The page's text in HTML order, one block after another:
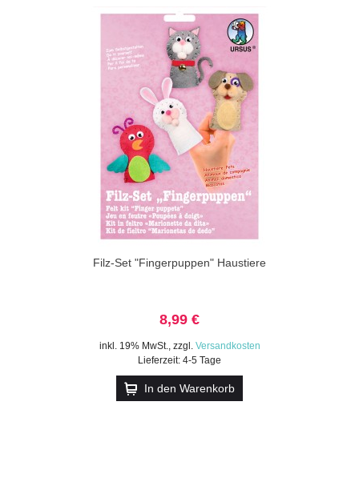
Filz-Set "Fingerpuppen" Haustiere
8,99 €
inkl. 19% MwSt., zzgl. Versandkosten
Lieferzeit: 4-5 Tage
In den Warenkorb